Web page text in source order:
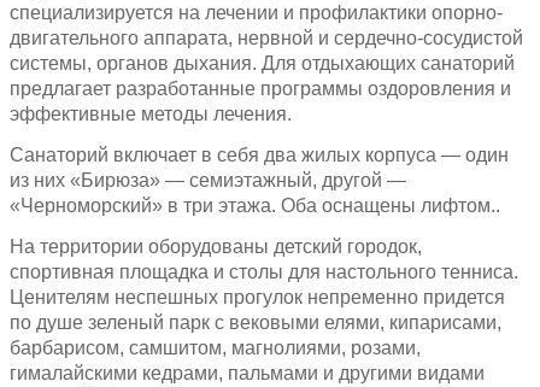
специализируется на лечении и профилактики опорно-
двигательного аппарата, нервной и сердечно-сосудистой
системы, органов дыхания. Для отдыхающих санаторий
предлагает разработанные программы оздоровления и
эффективные методы лечения.
Санаторий включает в себя два жилых корпуса — один
из них «Бирюза» — семиэтажный, другой —
«Черноморский» в три этажа. Оба оснащены лифтом..
На территории оборудованы детский городок,
спортивная площадка и столы для настольного тенниса.
Ценителям неспешных прогулок непременно придется
по душе зеленый парк с вековыми елями, кипарисами,
барбарисом, самшитом, магнолиями, розами,
гималайскими кедрами, пальмами и другими видами